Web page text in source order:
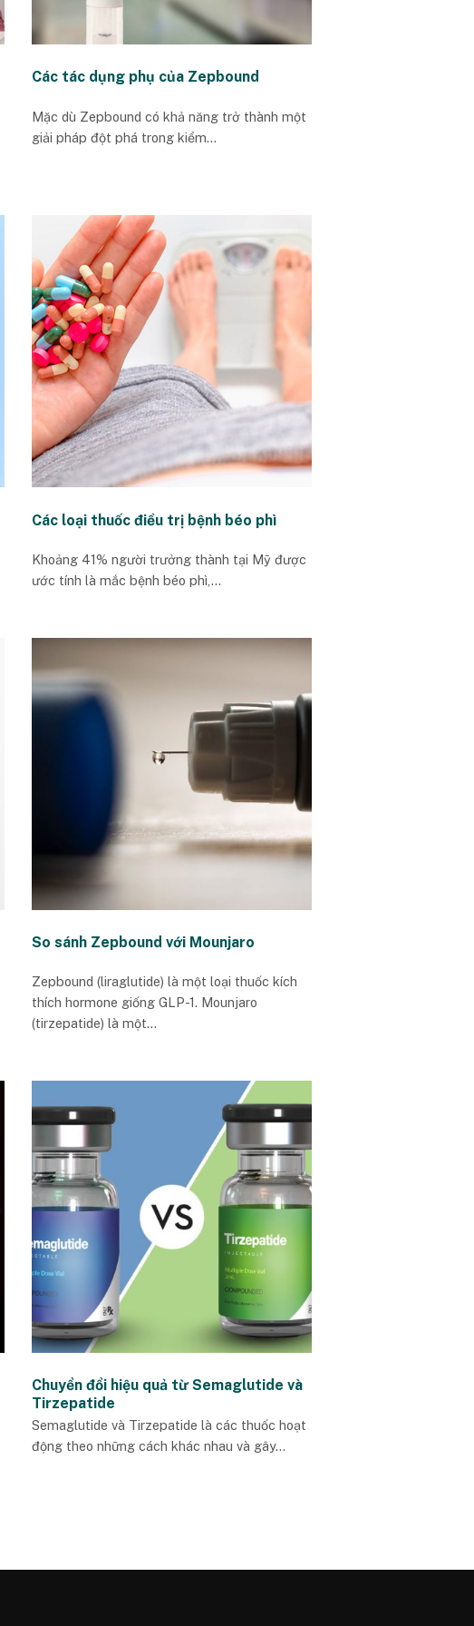
Các tác dụng phụ của Zepbound
Mặc dù Zepbound có khả năng trở thành một
giải pháp đột phá trong kiểm...
Các loại thuốc điều trị bệnh béo phì
Khoảng 41% người trưởng thành tại Mỹ được
ước tính là mắc bệnh béo phì,...
So sánh Zepbound với Mounjaro
Zepbound (liraglutide) là một loại thuốc kích
thích hormone giống GLP-1. Mounjaro
(tirzepatide) là một...
Chuyển đổi hiệu quả từ Semaglutide và
Tirzepatide
Semaglutide và Tirzepatide là các thuốc hoạt
động theo những cách khác nhau và gây...